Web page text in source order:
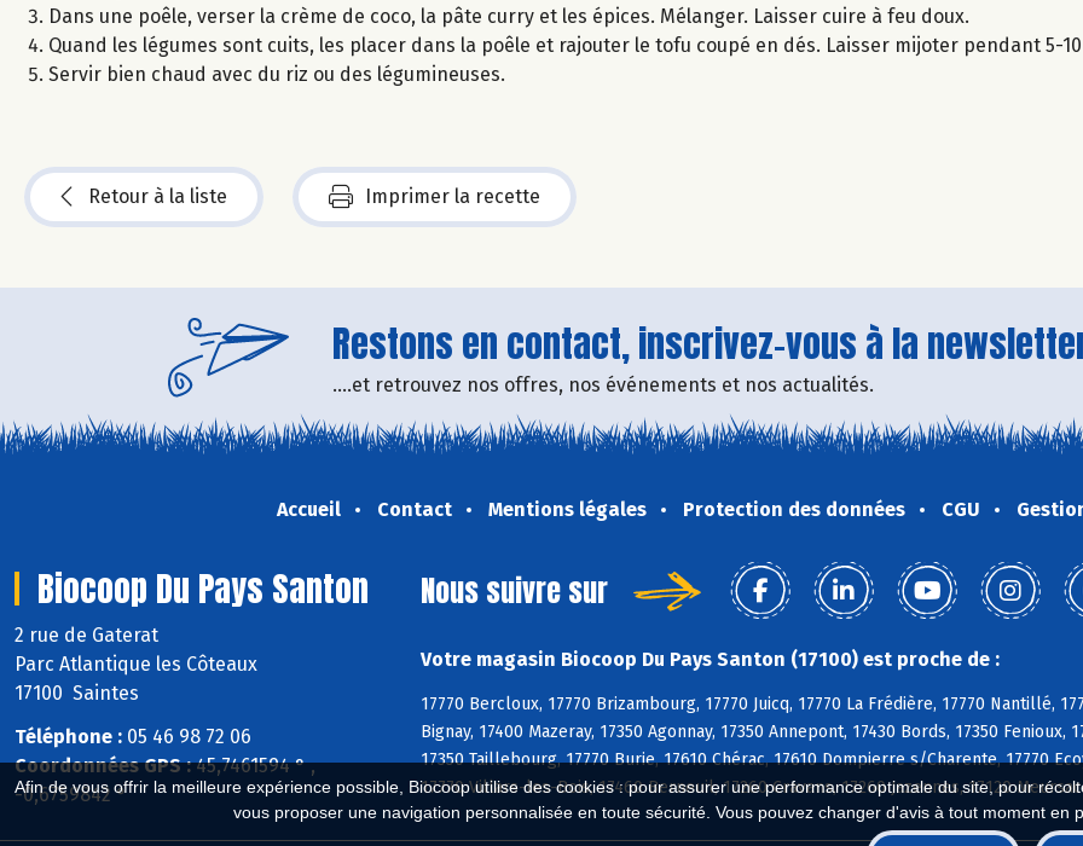
Afin de vous offrir la meilleure expérience possible, Biocoop utilise des cookies : pour assurer une performance optimale du site, pour
vous proposer une navigation personnalisée en toute sécurité. Vous pouvez changer d'avis à tout moment en
Dans une poêle, verser la crème de coco, la pâte curry et les épices. Mélanger. Laisser cuire à feu doux.
Quand les légumes sont cuits, les placer dans la poêle et rajouter le tofu coupé en dés. Laisser mijoter pendant 5-
Servir bien chaud avec du riz ou des légumineuses.
Retour à la liste Imprimer la recette
Restons en contact, inscrivez-vous à la
....et retrouvez nos offres, nos événements et nos actualités.
Accueil Contact Mentions légales Protection des données CGU
Biocoop Du Pays Santon
2 rue de Gaterat
Parc Atlantique les Côteaux
17100 Saintes
Téléphone : 05 46 98 72 06
Coordonnées GPS :45,7461594 ° ,
-0,6759842 °
Nous suivre sur
Votre magasin Biocoop Du Pays Santon (17100) est proche de :
17770 Bercloux, 17770 Brizambourg, 17770 Juicq, 17770 La Frédière, 17770 Nantillé,
Bignay, 17400 Mazeray, 17350 Agonnay, 17350 Annepont, 17430 Bords, 17350 Fenioux,
17350 Taillebourg, 17770 Burie, 17610 Chérac, 17610 Dompierre s/Charente, 17770
17770 Villars-les-Bois, 17460 Berneuil, 17260 Cravans, 17260 Jazennes, 17120 Meursac